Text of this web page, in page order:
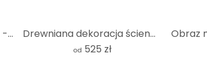
Obraz drewniany Kubistika - Ciepły zachód słońca - okrągły (3 szt.) Drewniana dekoracja ścienna, drzewo XXL, topola, 84 szt.
od 525 zł